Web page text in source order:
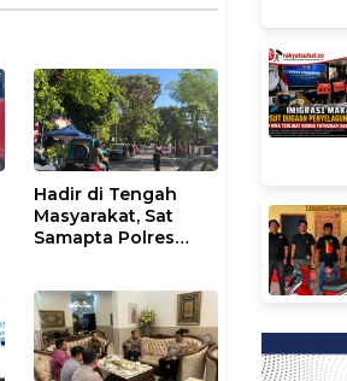
Hadir di Tengah
Masyarakat, Sat
Samapta Polres
Pagi